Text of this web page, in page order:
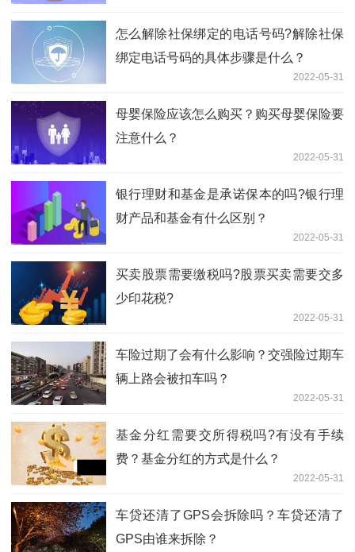
怎么解除社保绑定的电话号码?解除社保
绑定电话号码的具体步骤是什么？
2022-05-31
母婴保险应该怎么购买？购买母婴保险要
注意什么？
2022-05-31
银行理财和基金是承诺保本的吗?银行理
财产品和基金有什么区别？
2022-05-31
买卖股票需要缴税吗?股票买卖需要交多
少印花税?
2022-05-31
车险过期了会有什么影响？交强险过期车
辆上路会被扣车吗？
2022-05-31
基金分红需要交所得税吗?有没有手续
费？基金分红的方式是什么？
2022-05-31
车贷还清了GPS会拆除吗？车贷还清了
GPS由谁来拆除？